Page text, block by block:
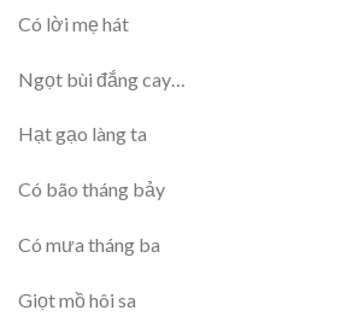
Có lời mẹ hát
Ngọt bùi đắng cay…
Hạt gạo làng ta
Có bão tháng bảy
Có mưa tháng ba
Giọt mồ hôi sa